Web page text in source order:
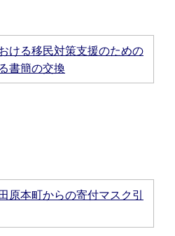
ける移民対策支援のための
書簡の交換
原本町からの寄付マスク引